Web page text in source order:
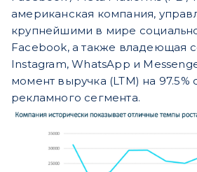
американская компания,
крупнейшими в мире
Facebook, а также владеющая
Instagram, WhatsApp и
момент выручка (LTM) на 97.5%
рекламного сегмента.